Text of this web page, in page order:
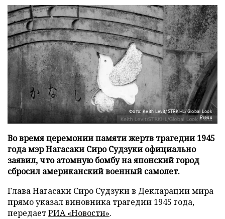
Фото: Keith Levit/STRKHL/Global Look
Press
Во время церемонии памяти жертв трагедии 1945
года мэр Нагасаки Сиро Судзуки официально
заявил, что атомную бомбу на японский город
сбросил американский военный самолет.
Глава Нагасаки Сиро Судзуки в Декларации мира
прямо указал виновника трагедии 1945 года,
передаетРИА «Новости».